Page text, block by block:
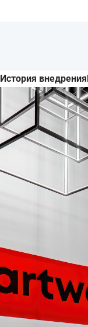
История внедрения